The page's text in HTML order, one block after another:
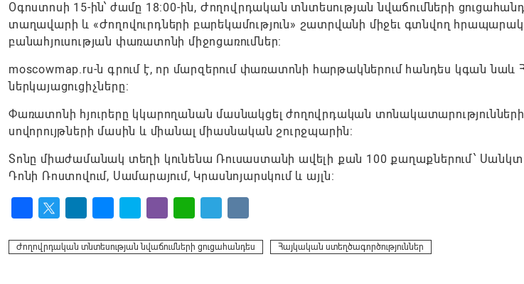
Օգոստոսի 15-ին՝ ժամը 18:00-ին, Ժողովրդական տնտեսության նվաճումների
տաղավարի և «Ժողովուրդների բարեկամություն» շատրվանի միջեւ գտնվող
բանահյուսության փառատոնի միջոցառումներ:
moscowmap.ru-ն գրում է, որ մարզերում փառատոնի հարթակներում հանդես կգան
ներկայացուցիչները:
Փառատոնի հյուրերը կկարողանան մասնակցել ժողովրդական
սովորույթների մասին և միանալ միասնական շուրջպարին:
Տոնը միաժամանակ տեղի կունենա Ռուսաստանի ավելի քան 100 քաղաքներում՝ Սանկտ
Դոնի Ռոստովում, Սամարայում, Կրասնոյարսկում և այլն:
Ժողովրդական տնտեսության նվաճումների ցուցահանդես Հայկական ստեղծագործություններ